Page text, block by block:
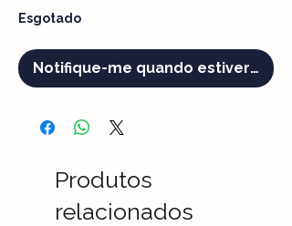
Esgotado
Notifique-me quando estiver
Produtos
relacionados